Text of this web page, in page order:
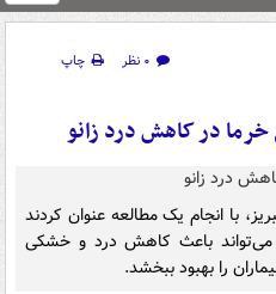
۰ نظر
چاپ
خرما در کاهش درد زانو
با انجام یک مطالعه عنوان کردند
می‌تواند باعث کاهش درد و خشکی
را بهبود ببخشد.